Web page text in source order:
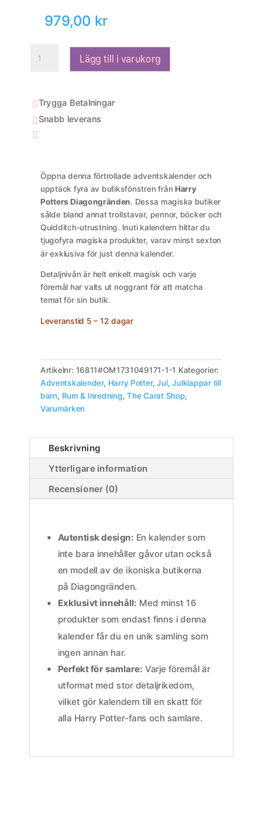
979,00 kr
Potter
mängd
Lägg till i varukorg
Trygga Betalningar
Snabb leverans

Öppna denna förtrollade adventskalender och
upptäck fyra av butiksfönstren från Harry
Potters Diagongränden. Dessa magiska butiker
sålde bland annat trollstavar, pennor, böcker och
Quidditch-utrustning. Inuti kalendern hittar du
tjugofyra magiska produkter, varav minst sexton
är exklusiva för just denna kalender.
Detaljnivån är helt enkelt magisk och varje
föremål har valts ut noggrant för att matcha
temat för sin butik.
Leveranstid 5 – 12 dagar
Artikelnr: 16811#OM1731049171-1-1 Kategorier:
Adventskalender, Harry Potter,Jul,Julklappar till
barn, Rum & Inredning, The Carat Shop,
Varumärken
Beskrivning
Ytterligare information
Recensioner (0)
Autentisk design: En kalender som
inte bara innehåller gåvor utan också
en modell av de ikoniska butikerna
på Diagongränden.
Exklusivt innehåll: Med minst 16
produkter som endast finns i denna
kalender får du en unik samling som
ingen annan har.
Perfekt för samlare: Varje föremål är
utformat med stor detaljrikedom,
vilket gör kalendern till en skatt för
alla Harry Potter-fans och samlare.